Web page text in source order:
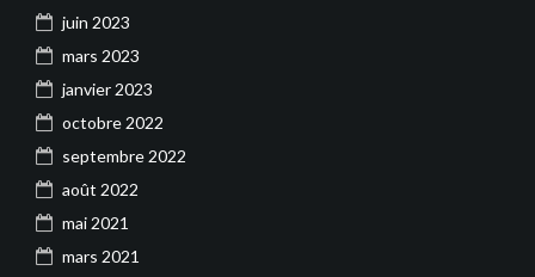
juin 2023
mars 2023
janvier 2023
octobre 2022
septembre 2022
août 2022
mai 2021
mars 2021